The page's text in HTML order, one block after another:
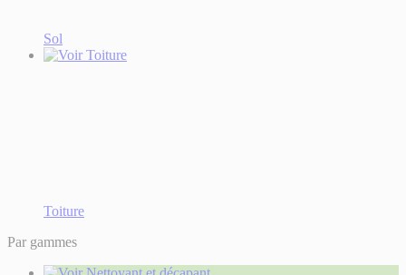
Sol
Toiture
Par gammes